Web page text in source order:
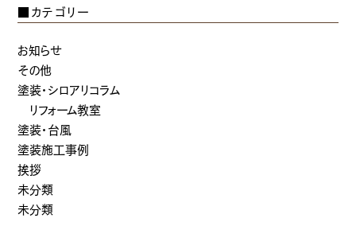
■カテゴリー
お知らせ
その他
塗装・シロアリコラム
リフォーム教室
塗装・台風
塗装施工事例
挨拶
未分類
未分類